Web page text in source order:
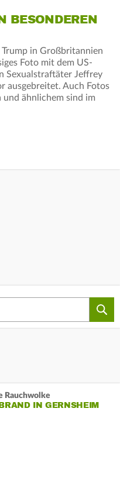
BESONDEREN
in Großbritannien
Foto mit dem US-
Sexualstraftäter Jeffrey
ausgebreitet. Auch Fotos
und ähnlichem sind im
Rauchwolke
IN GERNSHEIM